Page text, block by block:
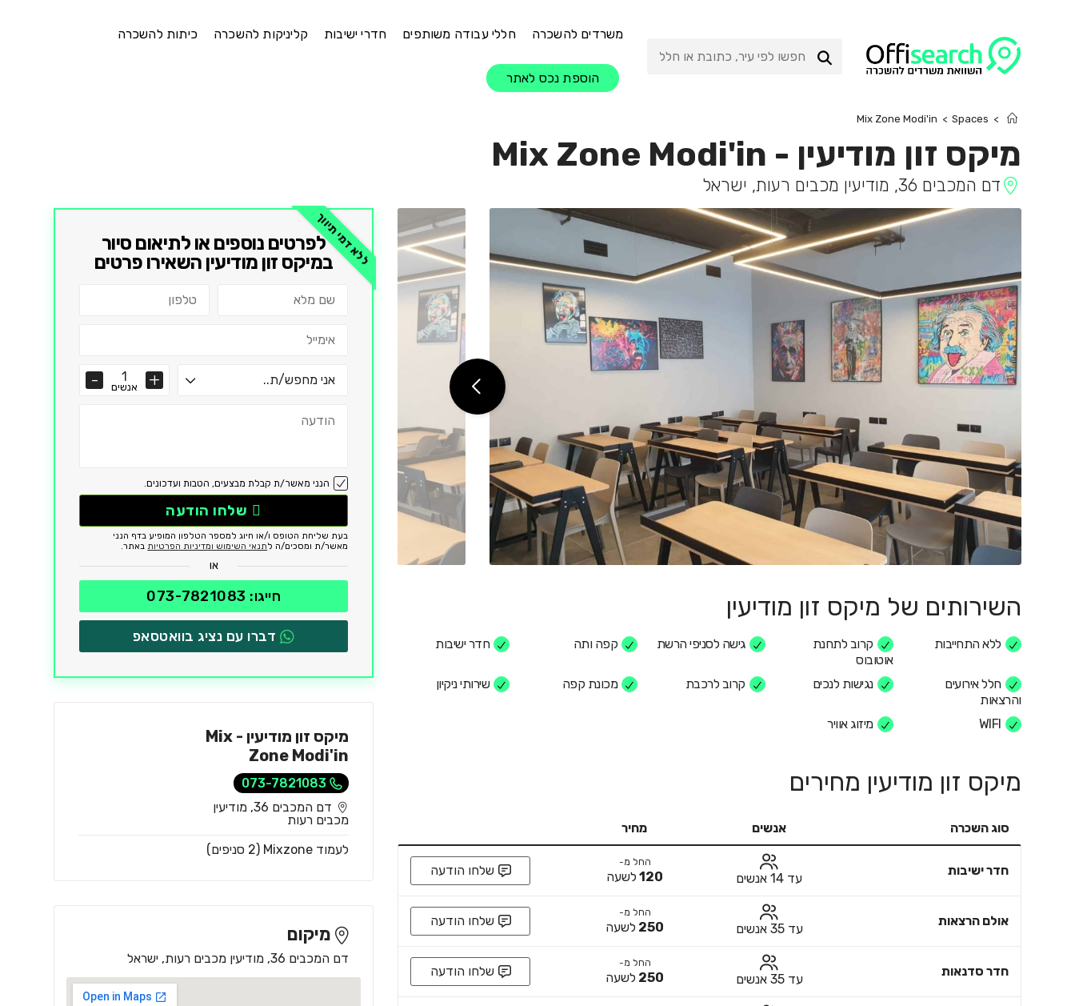
משרדים להשכרה חללי עבודה משותפים חדרי ישיבות קליניקות להשכרה כיתות להשכרה
הוספת נכס לאתר
>
Spaces
>
Mix Zone Modi'in
מיקס זון מודיעין -
Mix Zone Modi'in
דם המכבים 36, מודיעין מכבים רעות, ישראל
השירותים של מיקס זון מודיעין
ללא התחייבות
קרוב לתחנת
אוטובוס
גישה לסניפי הרשת קפה ותה חדר ישיבות
חלל אירועים
והרצאות
נגישות לנכים קרוב לרכבת מכונת קפה שירותי ניקיון
WIFI מיזוג אוויר
מיקס זון מודיעין מחירים
סוג השכרה אנשים מחיר
חדר ישיבות
עד 14 אנשים
החל מ-
120 לשעה שלחו הודעה
אולם הרצאות
עד 35 אנשים
החל מ-
250 לשעה שלחו הודעה
חדר סדנאות
עד 35 אנשים
החל מ-
250 לשעה שלחו הודעה
ללא דמי תיווךלפרטים נוספים או לתיאום סיור
במיקס זון מודיעין השאירו פרטים
אנשים
הנני מאשר/ת קבלת מבצעים, הטבות ועדכונים.
שלחו הודעה
בעת שליחת הטופס ו/או חיוג למספר הטלפון המופיע בדף הנני
מאשר/ת ומסכים/ה לתנאי השימוש ומדיניות הפרטיות באתר.
או
חייגו: 073-7821083
דברו עם נציג בוואטסאפ
מיקס זון מודיעין - Mix
Zone Modi'in
073-7821083
דם המכבים 36, מודיעין
מכבים רעות
לעמוד Mixzone (2 סניפים)
מיקום
דם המכבים 36, מודיעין מכבים רעות, ישראל